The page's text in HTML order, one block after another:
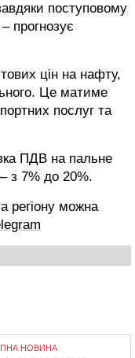
поступовому
прогнозує
цін на нафту,
Це матиме
послуг та
ПДВ на пальне
з 7% до 20%.
регіону можна
НОВИНА